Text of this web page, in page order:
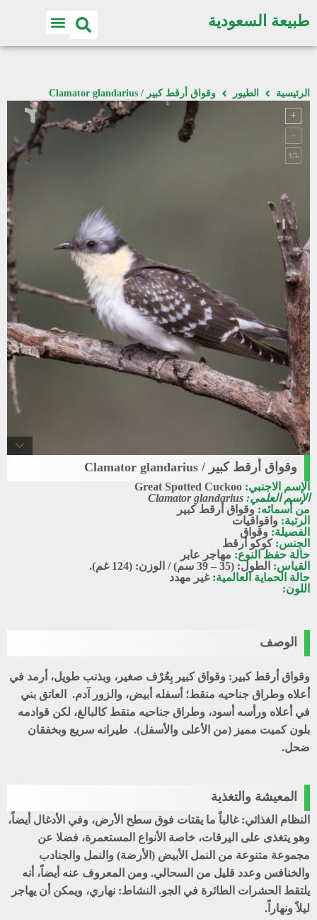
طبيعة السعودية
الرئيسية الطيور وقواق أرقط كبير / Clamator glandarius
Great_spotted_cuckoo
وقواق أرقط كبير / Clamator glandarius
الإسم الاجنبي: Great Spotted Cuckoo
الإسم العلمي: Clamator glandarius
من أسمائه: وقواق أرقط كبير
الرتبة: واقواقيات
الفصيلة: وقواق
الجنس:كوكو أرقط
حالة حفظ النوع: مهاجر عابر
القياس: الطول: (35 – 39 سم) / الوزن: (124 غم).
حالة الحماية العالمية:غير مهدد
اللون:
الوصف
وقواق أرقط كبير: وقواق كبير بِعُرْف صغير، وبذنب طويل، أرمد في
أعلاه وطراق جناحيه منقط؛ أسفله أبيض، والزور آدم. العاتق بني
في أعلاه ورأسه أسود، وطراق جناحيه منقط كالبالغ، لكن قوادمه
بلون كميت مميز (من الأعلى والأسفل). طيرانه سريع وبخفقان
ضحل.
المعيشة والتغذية
النظام الغذائي: غالباً ما يقتات فوق سطح الأرض، وفي الأدغال أيضاً،
وهو يتغذى على اليرقات، خاصة الأنواع المستعمرة، فضلا عن
مجموعة متنوعة من النمل الأبيض (الأرضة) والنمل والجنادب
والخنافس وعدد قليل من السحالي. ومن المعروف عنه أيضاً، أنه
يلتقط الحشرات الطائرة في الجو. النشاط: نهاري، ويمكن أن يهاجر
ليلاً ونهاراً.